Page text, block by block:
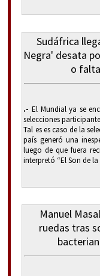
Sudáfrica
Negra' desata
o
.- El Mundial ya se
selecciones
Tal es es caso de la
país generó una
luego de que fuera
interpretó “El Son de la
Manuel
ruedas tras